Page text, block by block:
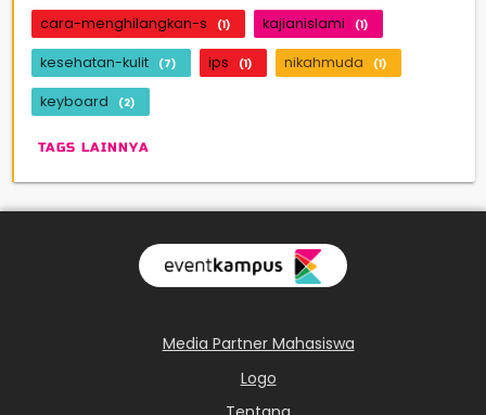
cara-menghilangkan-s (1) kajianislami (1)
kesehatan-kulit (7) ips (1) nikahmuda (1)
keyboard (2)
TAGS LAINNYA
Media Partner Mahasiswa
Logo